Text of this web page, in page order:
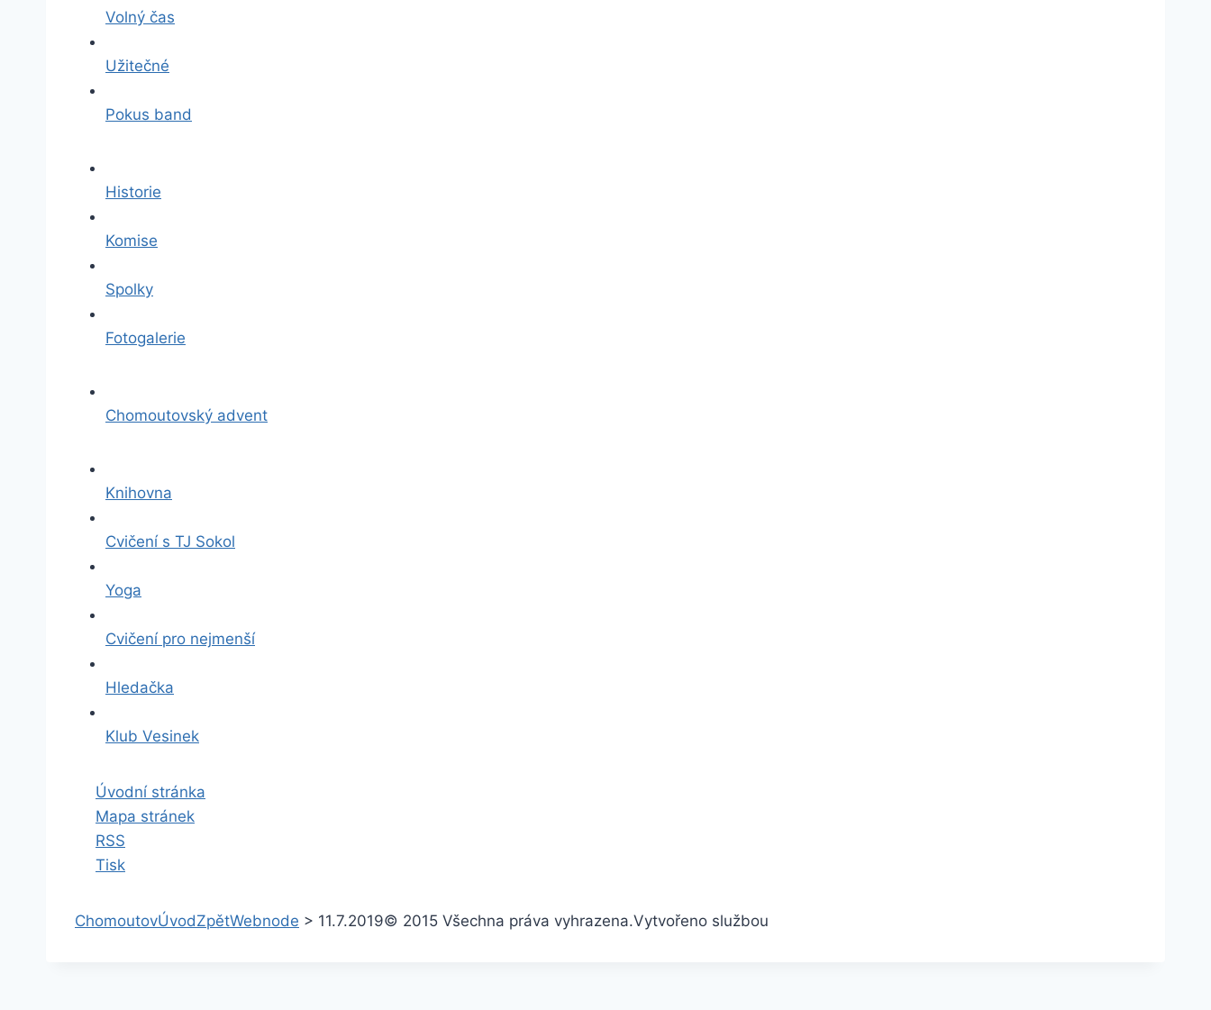
Volný čas
Užitečné
Pokus band
Historie
Komise
Spolky
Fotogalerie
Chomoutovský advent
Knihovna
Cvičení s TJ Sokol
Yoga
Cvičení pro nejmenší
Hledačka
Klub Vesinek
Úvodní stránka
Mapa stránek
RSS
Tisk
ChomoutovÚvodZpětWebnode > 11.7.2019© 2015 Všechna práva vyhrazena.Vytvořeno službou